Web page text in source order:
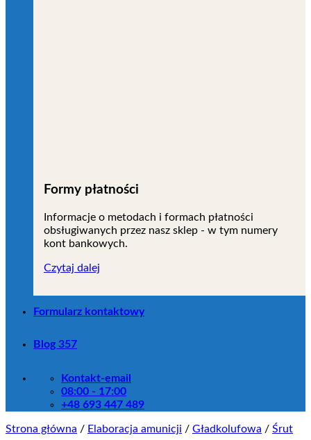
Formy płatności
Informacje o metodach i formach płatności
obsługiwanych przez nasz sklep - w tym numery
kont bankowych.
Czytaj dalej
Formularz kontaktowy
Blog 357
Kontakt-email
08:00 - 17:00
+48 693 447 489
Strona główna / Elaboracja amunicji / Gładkolufowa / Śrut